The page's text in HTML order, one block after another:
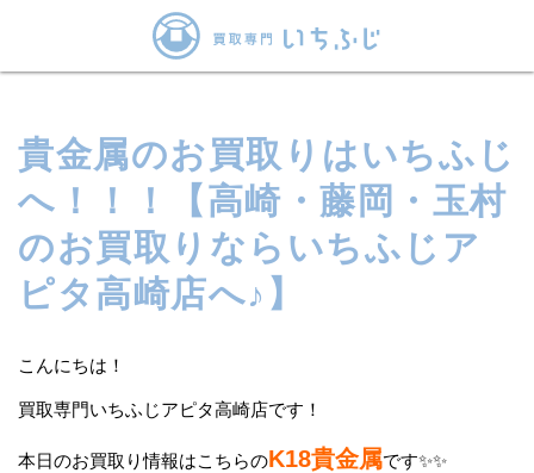
貴金属のお買取りはいちふじ
へ！！！【高崎・藤岡・玉村
のお買取りならいちふじア
ピタ高崎店へ♪】
こんにちは！
買取専門いちふじアピタ高崎店です！
本日のお買取り情報はこちらのK18貴金属です✨✨